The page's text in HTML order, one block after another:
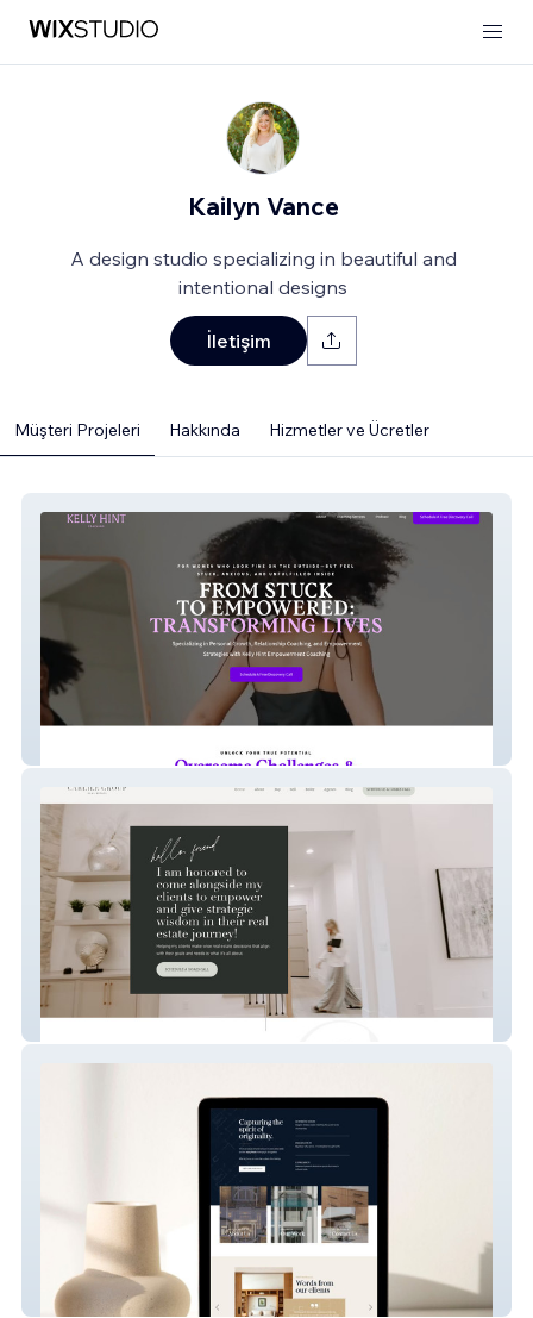
Kailyn Vance
A design studio specializing in beautiful and
intentional designs
İletişim
Müşteri Projeleri Hakkında Hizmetler ve Ücretler
Carlile Group
Shoreline Building